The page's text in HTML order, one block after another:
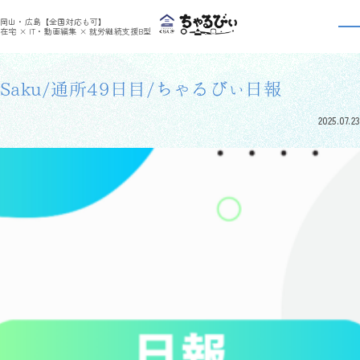
岡山・広島【全国対応も可】
在宅 × IT・動画編集 × 就労継続支援B型
利用者さんの日報 >
利用者さんの日報
Saku/通所49日目/ちゃるびぃ日報
2025.07.23